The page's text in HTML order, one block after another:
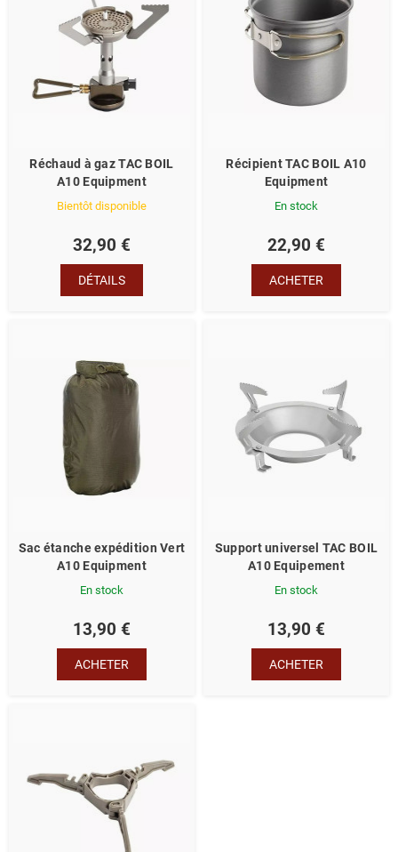
Réchaud à gaz TAC BOIL
A10 Equipment
Bientôt disponible
32,90 €
DÉTAILS
Récipient TAC BOIL A10
Equipment
En stock
22,90 €
ACHETER
Sac étanche expédition Vert
A10 Equipment
En stock
13,90 €
ACHETER
Support universel TAC BOIL
A10 Equipement
En stock
13,90 €
ACHETER